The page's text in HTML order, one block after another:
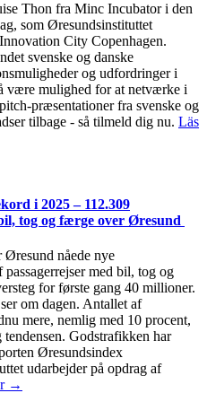
Thon fra Minc Incubator i den
som Øresundsinstituttet
City Copenhagen.
svenske og danske
og udfordringer i
være mulighed for at netværke i
præsentationer fra svenske og
tilbage - så tilmeld dig nu. Läs
i 2025 – 112.309
tog og færge over Øresund
nåede nye
med bil, tog og
for første gang 40 millioner.
om dagen. Antallet af
mere, nemlig med 10 procent,
Godstrafikken har
Øresundsindex
udarbejder på opdrag af
→